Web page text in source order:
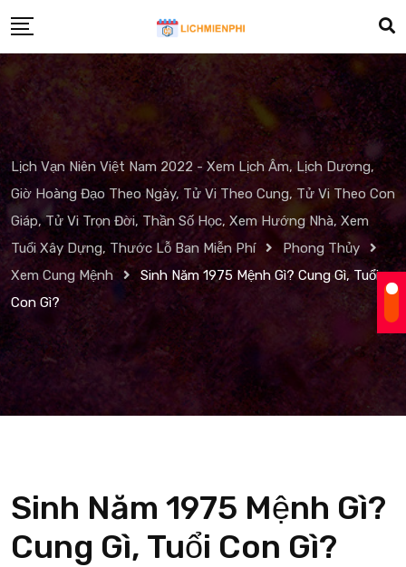
to
content
Lịch Vạn Niên Việt Nam 2022 - Xem Lịch Âm, Lịch Dương,
Giờ Hoàng Đạo Theo Ngày, Tử Vi Theo Cung, Tử Vi Theo Con
Giáp, Tử Vi Trọn Đời, Thần Số Học, Xem Hướng Nhà, Xem
Tuổi Xây Dựng, Thước Lỗ Ban Miễn Phí
Phong Thủy
Xem Cung Mệnh
Sinh Năm 1975 Mệnh Gì? Cung Gì, Tuổi
Con Gì?
Sinh Năm 1975 Mệnh Gì?
Cung Gì, Tuổi Con Gì?